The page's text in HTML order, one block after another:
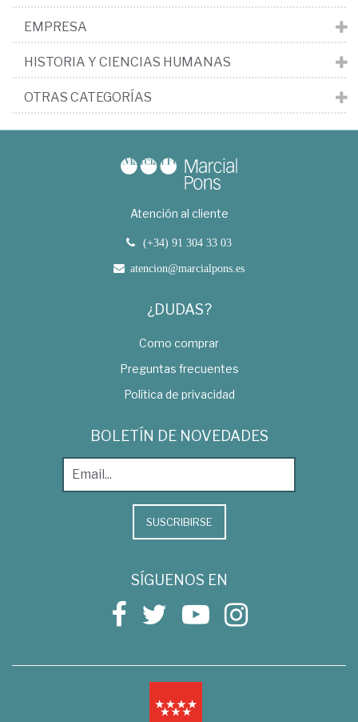
EMPRESA
HISTORIA Y CIENCIAS HUMANAS
OTRAS CATEGORÍAS
Atención al cliente
(+34) 91 304 33 03
atencion@marcialpons.es
¿DUDAS?
Como comprar
Preguntas frecuentes
Política de privacidad
BOLETÍN DE NOVEDADES
SUSCRIBIRSE
SÍGUENOS EN